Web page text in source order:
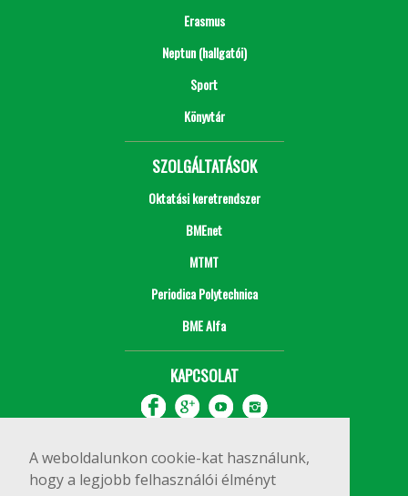
A weboldalunkon cookie-kat használunk,
hogy a legjobb felhasználói élményt
Erasmus
Neptun (hallgatói)
Sport
Könyvtár
SZOLGÁLTATÁSOK
Oktatási keretrendszer
BMEnet
MTMT
Periodica Polytechnica
BME Alfa
KAPCSOLAT